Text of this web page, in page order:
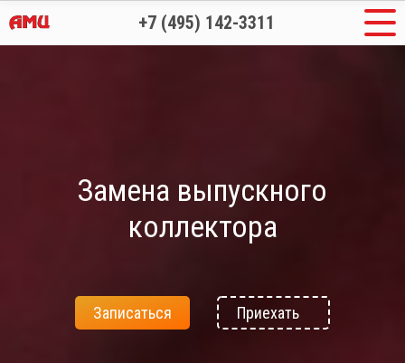
+7 (495) 142-3311
Замена выпускного
коллектора
Записаться Приехать